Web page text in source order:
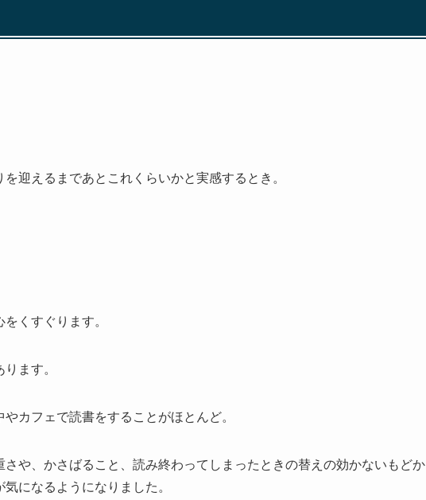
迎えるまであとこれくらいかと実感するとき。
くすぐります。
ます。
カフェで読書をすることがほとんど。
や、かさばること、読み終わってしまったときの替えの効かないもどか
になるようになりました。